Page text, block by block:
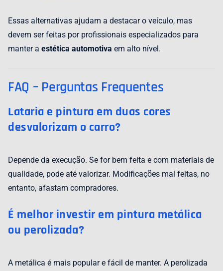
Essas alternativas ajudam a destacar o veículo, mas
devem ser feitas por profissionais especializados para
manter a estética automotiva em alto nível.
FAQ – Perguntas Frequentes
Lataria e pintura em duas cores
desvalorizam o carro?
Depende da execução. Se for bem feita e com materiais de
qualidade, pode até valorizar. Modificações mal feitas, no
entanto, afastam compradores.
É melhor investir em pintura metálica
ou perolizada?
A metálica é mais popular e fácil de manter. A perolizada